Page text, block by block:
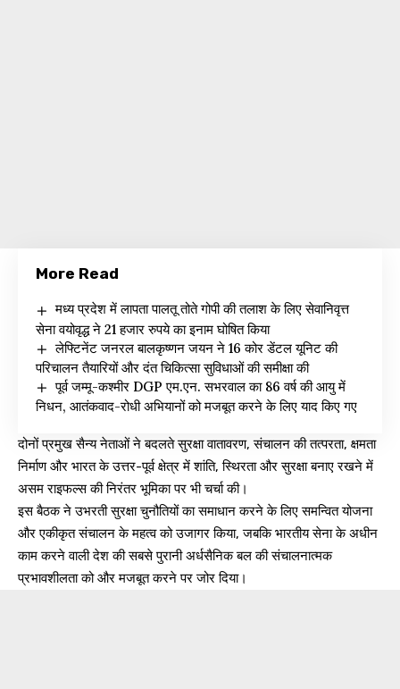
More Read
मध्य प्रदेश में लापता पालतू तोते गोपी की तलाश के लिए सेवानिवृत्त
सेना वयोवृद्ध ने 21 हजार रुपये का इनाम घोषित किया
लेफ्टिनेंट जनरल बालकृष्णन जयन ने 16 कोर डेंटल यूनिट की
परिचालन तैयारियों और दंत चिकित्सा सुविधाओं की समीक्षा की
पूर्व जम्मू-कश्मीर DGP एम.एन. सभरवाल का 86 वर्ष की आयु में
निधन, आतंकवाद-रोधी अभियानों को मजबूत करने के लिए याद किए गए
दोनों प्रमुख सैन्य नेताओं ने बदलते सुरक्षा वातावरण, संचालन की तत्परता, क्षमता
निर्माण और भारत के उत्तर-पूर्व क्षेत्र में शांति, स्थिरता और सुरक्षा बनाए रखने में
असम राइफल्स की निरंतर भूमिका पर भी चर्चा की।
इस बैठक ने उभरती सुरक्षा चुनौतियों का समाधान करने के लिए समन्वित योजना
और एकीकृत संचालन के महत्व को उजागर किया, जबकि भारतीय सेना के अधीन
काम करने वाली देश की सबसे पुरानी अर्धसैनिक बल की संचालनात्मक
प्रभावशीलता को और मजबूत करने पर जोर दिया।